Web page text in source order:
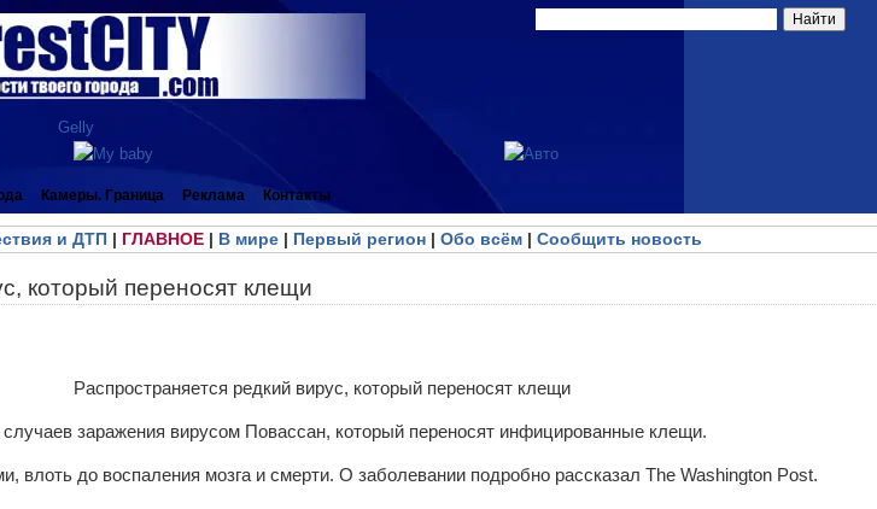
Камеры. Граница Реклама Контакты
и ДТП| ГЛАВНОЕ| В мире| Первый регион| Обо всём| Сообщить новость
который переносят клещи
заражения вирусом Повассан, который переносят инфицированные клещи.
влоть до воспаления мозга и смерти. О заболевании подробно рассказал The Washington Post.